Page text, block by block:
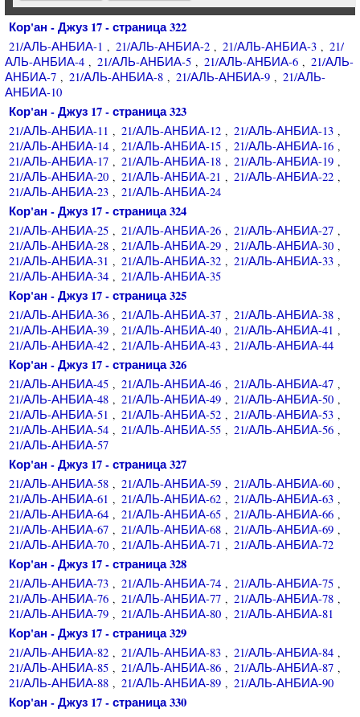
Кор'ан - Джуз 17 - страница 322
21/АЛЬ-АНБИА-1 , 21/АЛЬ-АНБИА-2 , 21/АЛЬ-АНБИА-3 , 21/
АЛЬ-АНБИА-4 , 21/АЛЬ-АНБИА-5 , 21/АЛЬ-АНБИА-6 , 21/АЛЬ-
АНБИА-7 , 21/АЛЬ-АНБИА-8 , 21/АЛЬ-АНБИА-9 , 21/АЛЬ-
АНБИА-10
Кор'ан - Джуз 17 - страница 323
21/АЛЬ-АНБИА-11 , 21/АЛЬ-АНБИА-12 , 21/АЛЬ-АНБИА-13 ,
21/АЛЬ-АНБИА-14 , 21/АЛЬ-АНБИА-15 , 21/АЛЬ-АНБИА-16 ,
21/АЛЬ-АНБИА-17 , 21/АЛЬ-АНБИА-18 , 21/АЛЬ-АНБИА-19 ,
21/АЛЬ-АНБИА-20 , 21/АЛЬ-АНБИА-21 , 21/АЛЬ-АНБИА-22 ,
21/АЛЬ-АНБИА-23 , 21/АЛЬ-АНБИА-24
Кор'ан - Джуз 17 - страница 324
21/АЛЬ-АНБИА-25 , 21/АЛЬ-АНБИА-26 , 21/АЛЬ-АНБИА-27 ,
21/АЛЬ-АНБИА-28 , 21/АЛЬ-АНБИА-29 , 21/АЛЬ-АНБИА-30 ,
21/АЛЬ-АНБИА-31 , 21/АЛЬ-АНБИА-32 , 21/АЛЬ-АНБИА-33 ,
21/АЛЬ-АНБИА-34 , 21/АЛЬ-АНБИА-35
Кор'ан - Джуз 17 - страница 325
21/АЛЬ-АНБИА-36 , 21/АЛЬ-АНБИА-37 , 21/АЛЬ-АНБИА-38 ,
21/АЛЬ-АНБИА-39 , 21/АЛЬ-АНБИА-40 , 21/АЛЬ-АНБИА-41 ,
21/АЛЬ-АНБИА-42 , 21/АЛЬ-АНБИА-43 , 21/АЛЬ-АНБИА-44
Кор'ан - Джуз 17 - страница 326
21/АЛЬ-АНБИА-45 , 21/АЛЬ-АНБИА-46 , 21/АЛЬ-АНБИА-47 ,
21/АЛЬ-АНБИА-48 , 21/АЛЬ-АНБИА-49 , 21/АЛЬ-АНБИА-50 ,
21/АЛЬ-АНБИА-51 , 21/АЛЬ-АНБИА-52 , 21/АЛЬ-АНБИА-53 ,
21/АЛЬ-АНБИА-54 , 21/АЛЬ-АНБИА-55 , 21/АЛЬ-АНБИА-56 ,
21/АЛЬ-АНБИА-57
Кор'ан - Джуз 17 - страница 327
21/АЛЬ-АНБИА-58 , 21/АЛЬ-АНБИА-59 , 21/АЛЬ-АНБИА-60 ,
21/АЛЬ-АНБИА-61 , 21/АЛЬ-АНБИА-62 , 21/АЛЬ-АНБИА-63 ,
21/АЛЬ-АНБИА-64 , 21/АЛЬ-АНБИА-65 , 21/АЛЬ-АНБИА-66 ,
21/АЛЬ-АНБИА-67 , 21/АЛЬ-АНБИА-68 , 21/АЛЬ-АНБИА-69 ,
21/АЛЬ-АНБИА-70 , 21/АЛЬ-АНБИА-71 , 21/АЛЬ-АНБИА-72
Кор'ан - Джуз 17 - страница 328
21/АЛЬ-АНБИА-73 , 21/АЛЬ-АНБИА-74 , 21/АЛЬ-АНБИА-75 ,
21/АЛЬ-АНБИА-76 , 21/АЛЬ-АНБИА-77 , 21/АЛЬ-АНБИА-78 ,
21/АЛЬ-АНБИА-79 , 21/АЛЬ-АНБИА-80 , 21/АЛЬ-АНБИА-81
Кор'ан - Джуз 17 - страница 329
21/АЛЬ-АНБИА-82 , 21/АЛЬ-АНБИА-83 , 21/АЛЬ-АНБИА-84 ,
21/АЛЬ-АНБИА-85 , 21/АЛЬ-АНБИА-86 , 21/АЛЬ-АНБИА-87 ,
21/АЛЬ-АНБИА-88 , 21/АЛЬ-АНБИА-89 , 21/АЛЬ-АНБИА-90
Кор'ан - Джуз 17 - страница 330